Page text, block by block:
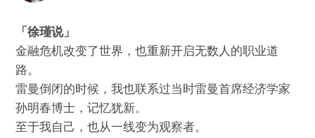
「徐瑾说」
金融危机改变了世界，也重新开启无数人的职业道
路。
雷曼倒闭的时候，我也联系过当时雷曼首席经济学家
孙明春博士，记忆犹新。
至于我自己，也从一线变为观察者。